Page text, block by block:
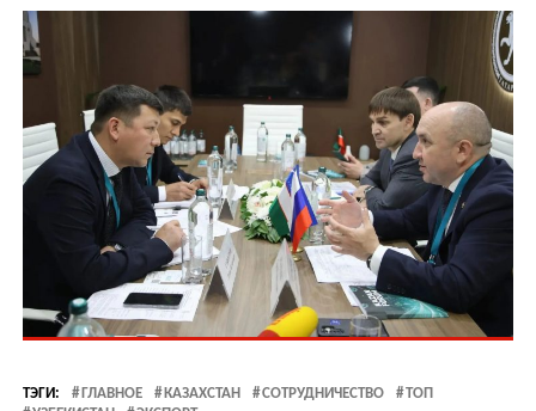
ТЭГИ: ГЛАВНОЕ КАЗАХСТАН СОТРУДНИЧЕСТВО
ТОП